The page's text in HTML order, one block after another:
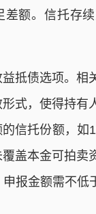
差额。信托存
债选项。相
式，使得持有
信托份额，如
盖本金可拍卖
报金额需不低